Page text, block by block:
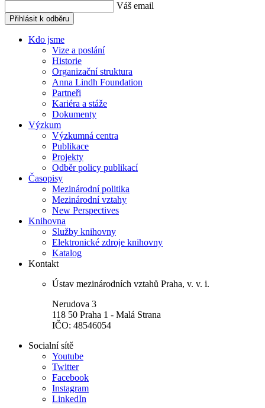
Váš email
Přihlásit k odběru
Kdo jsme
Vize a poslání
Historie
Organizační struktura
Anna Lindh Foundation
Partneři
Kariéra a stáže
Dokumenty
Výzkum
Výzkumná centra
Publikace
Projekty
Odběr policy publikací
Časopisy
Mezinárodní politika
Mezinárodní vztahy
New Perspectives
Knihovna
Služby knihovny
Elektronické zdroje knihovny
Katalog
Kontakt
Ústav mezinárodních vztahů Praha, v. v. i.
Nerudova 3
118 50 Praha 1 - Malá Strana
IČO: 48546054
Socialní sítě
Youtube
Twitter
Facebook
Instagram
LinkedIn